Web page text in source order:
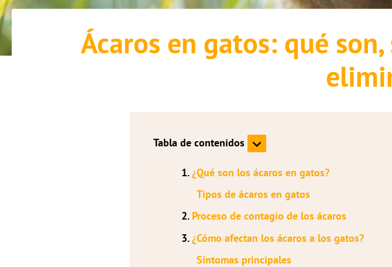
Ácaros en gatos: qué
Tabla de contenidos
1.¿Qué son los ácaros en gatos?
Tipos de ácaros en gatos
2. Proceso de contagio de los ácaros
3.¿Cómo afectan los ácaros a los gatos?
Síntomas principales